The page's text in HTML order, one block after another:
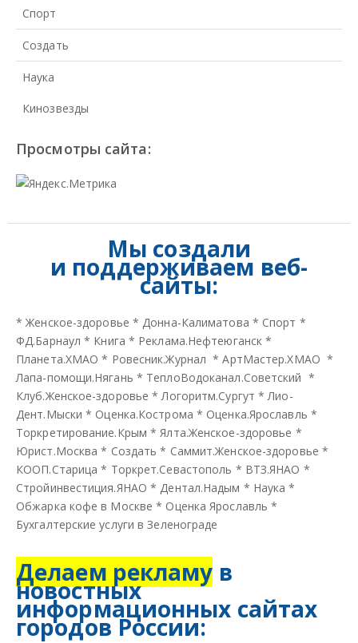
Спорт
Создать
Наука
Кинозвезды
Просмотры сайта:
Мы создали
и поддерживаем веб-
сайты:
*Женское-здоровье * Донна-Калиматова * Спорт *
ФД.Барнаул * Книга * Реклама.Нефтеюганск *
Планета.ХМАО * Ровесник.Журнал *АртМастер.ХМАО *
Лапа-помощи.Нягань * ТеплоВодоканал.Советский *
Клуб.Женское-здоровье * Логоритм.Сургут * Лио-
Дент.Мыски * Оценка.Кострома * Оценка.Ярославль *
Торкретирование.Крым * Ялта.Женское-здоровье *
Юрист.Москва * Создать * Саммит.Женское-здоровье *
КООП.Старица * Торкрет.Севастополь * ВТЗ.ЯНАО *
Стройинвестиция.ЯНАО * Дентал.Надым * Наука *
Обжарка кофе в Москве * Оценка Ярославль *
Бухгалтерские услуги в Зеленограде
Делаем рекламу в
новостных
информационных сайтах
городов России: